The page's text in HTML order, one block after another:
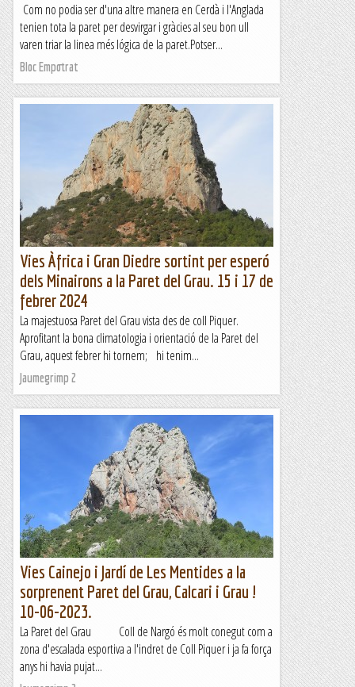
Com no podia ser d'una altre manera en Cerdà i l'Anglada
tenien tota la paret per desvirgar i gràcies al seu bon ull
varen triar la linea més lógica de la paret.Potser...
Bloc Empotrat
Vies Àfrica i Gran Diedre sortint per esperó
dels Minairons a la Paret del Grau. 15 i 17 de
febrer 2024
La majestuosa Paret del Grau vista des de coll Piquer.
Aprofitant la bona climatologia i orientació de la Paret del
Grau, aquest febrer hi tornem; hi tenim...
Jaumegrimp 2
Vies Cainejo i Jardí de Les Mentides a la
sorprenent Paret del Grau, Calcari i Grau !
10-06-2023.
La Paret del Grau Coll de Nargó és molt conegut com a
zona d'escalada esportiva a l'indret de Coll Piquer i ja fa força
anys hi havia pujat...